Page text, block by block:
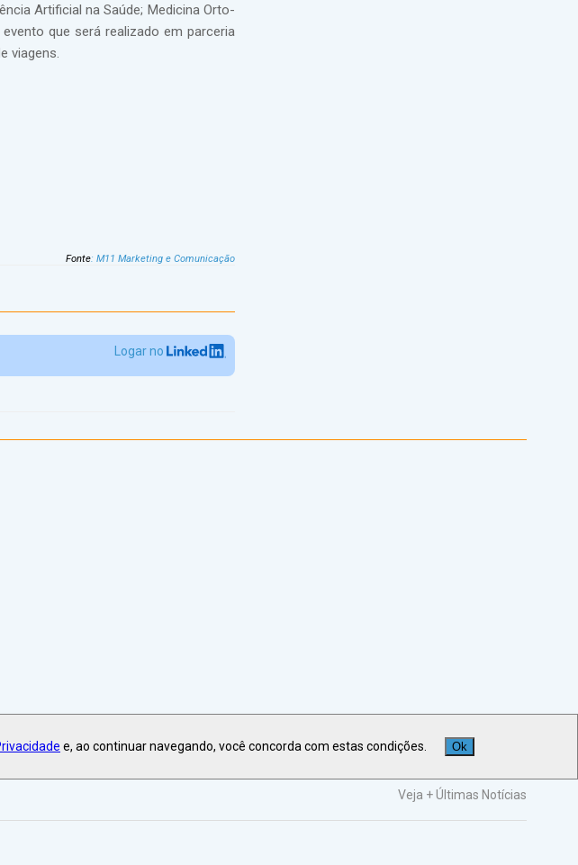
Artificial na Saúde; Medicina Orto-
que será realizado em parceria
viagens.
Fonte: M11 Marketing e Comunicação
Logar no
Veja +Últimas Notícias
e, ao continuar navegando, você concorda com estas condições. Ok